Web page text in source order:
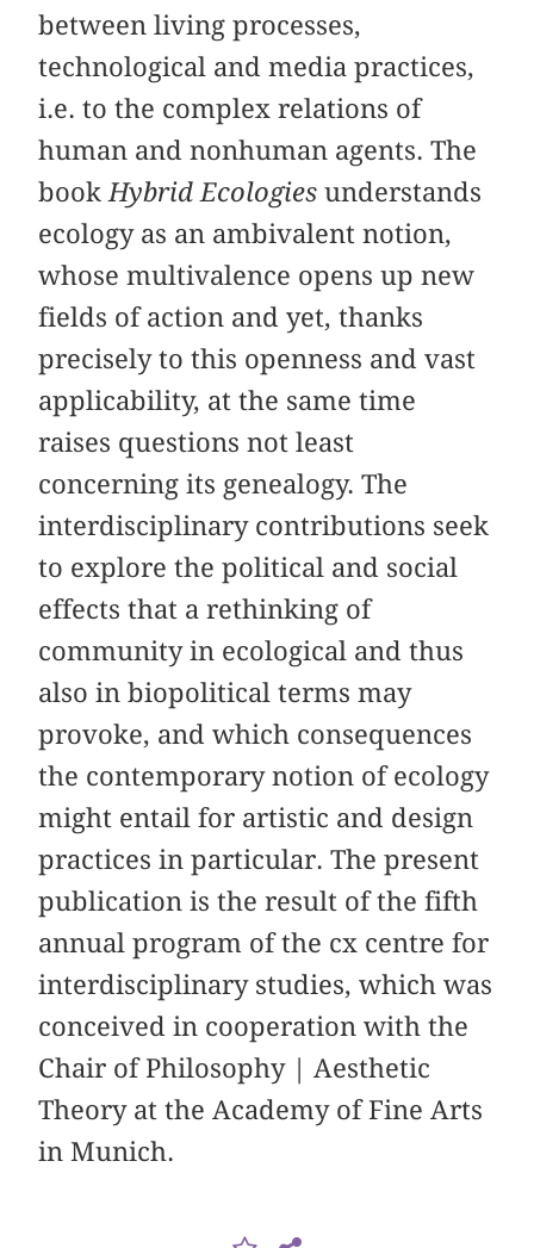
between living processes,
technological and media practices,
i.e. to the complex relations of
human and nonhuman agents. The
book Hybrid Ecologies understands
ecology as an ambivalent notion,
whose multivalence opens up new
fields of action and yet, thanks
precisely to this openness and vast
applicability, at the same time
raises questions not least
concerning its genealogy. The
interdisciplinary contributions seek
to explore the political and social
effects that a rethinking of
community in ecological and thus
also in biopolitical terms may
provoke, and which consequences
the contemporary notion of ecology
might entail for artistic and design
practices in particular. The present
publication is the result of the fifth
annual program of the cx centre for
interdisciplinary studies, which was
conceived in cooperation with the
Chair of Philosophy | Aesthetic
Theory at the Academy of Fine Arts
in Munich.